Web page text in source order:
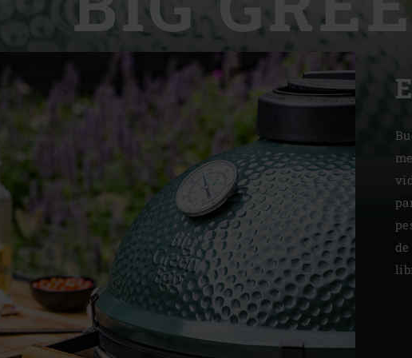
Denmark | Danmark
Finland | Suomi
France | France
| Deutschland
Greece | Ελλάδα
Hungary | Magyarország